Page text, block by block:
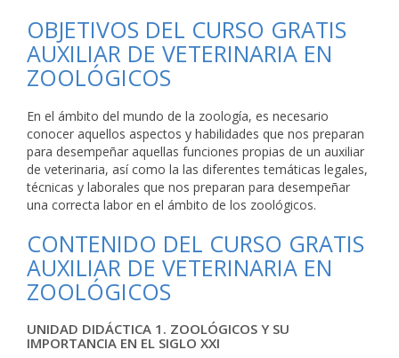
OBJETIVOS DEL CURSO GRATIS
AUXILIAR DE VETERINARIA EN
ZOOLÓGICOS
En el ámbito del mundo de la zoología, es necesario
conocer aquellos aspectos y habilidades que nos preparan
para desempeñar aquellas funciones propias de un auxiliar
de veterinaria, así como la las diferentes temáticas legales,
técnicas y laborales que nos preparan para desempeñar
una correcta labor en el ámbito de los zoológicos.
CONTENIDO DEL CURSO GRATIS
AUXILIAR DE VETERINARIA EN
ZOOLÓGICOS
UNIDAD DIDÁCTICA 1. ZOOLÓGICOS Y SU
IMPORTANCIA EN EL SIGLO XXI